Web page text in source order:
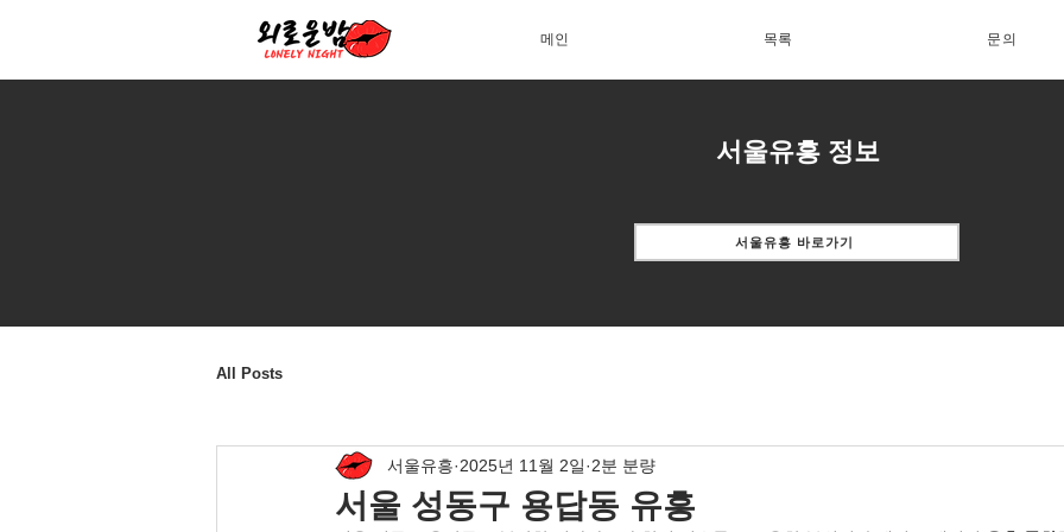
메인 목록 문의
서울유흥 정보
서울유흥 바로가기
All Posts
서울 성동구 용답동 유흥
서울유흥 2025년 11월 2일 2분 분량